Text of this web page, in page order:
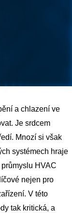
a chlazení ve
Je srdcem
Mnozí si však
systémech hraje
HVAC
nejen pro
V této
tak kritická, a